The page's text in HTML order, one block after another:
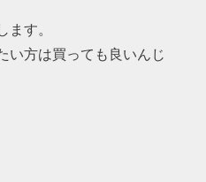
す。
い方は買っても良いんじ